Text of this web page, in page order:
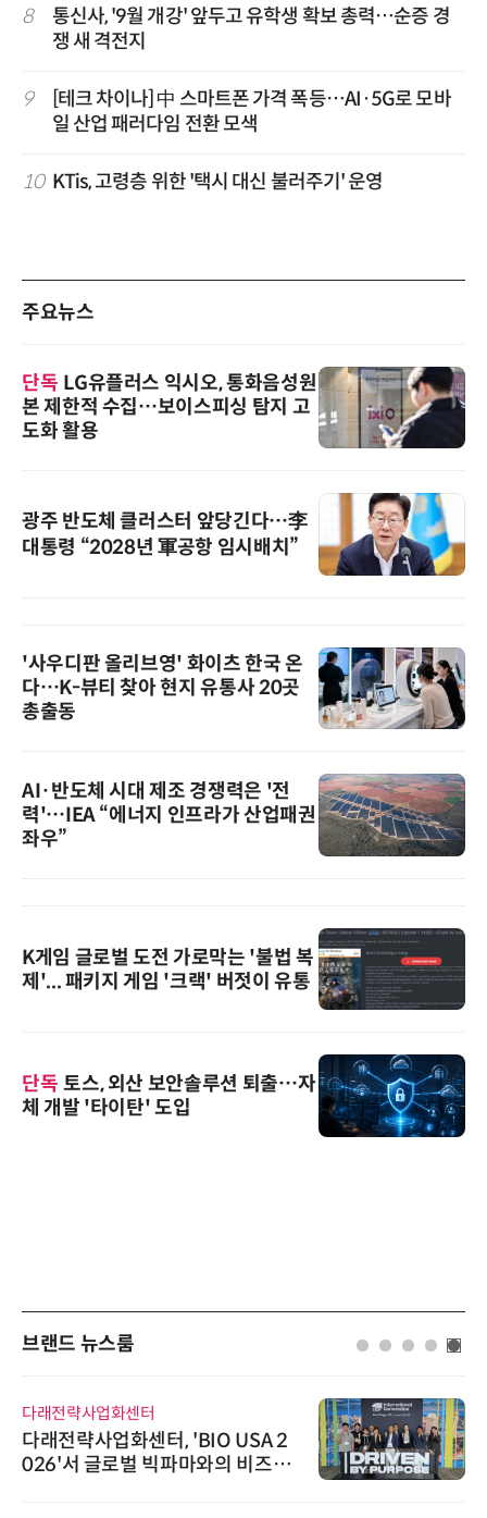
8
통신사, '9월 개강' 앞두고 유학생 확보 총력…순증 경
쟁 새 격전지
9
[테크 차이나] 中 스마트폰 가격 폭등…AI·5G로 모바
일 산업 패러다임 전환 모색
10 KTis, 고령층 위한 '택시 대신 불러주기' 운영
주요뉴스
단독 LG유플러스 익시오, 통화음성원
본 제한적 수집…보이스피싱 탐지 고
도화 활용
광주 반도체 클러스터 앞당긴다…李
대통령 “2028년 軍공항 임시배치”
'사우디판 올리브영' 화이츠 한국 온
다…K-뷰티 찾아 현지 유통사 20곳
총출동
AI·반도체 시대 제조 경쟁력은 '전
력'…IEA “에너지 인프라가 산업패권
좌우”
K게임 글로벌 도전 가로막는 '불법 복
제'... 패키지 게임 '크랙' 버젓이 유통
단독 토스, 외산 보안솔루션 퇴출…자
체 개발 '타이탄' 도입
브랜드 뉴스룸
다래전략사업화센터
다래전략사업화센터, 'BIO USA 2
026'서 글로벌 빅파마와의 비즈니